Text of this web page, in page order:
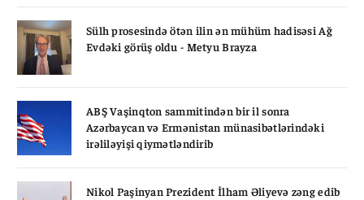
Sülh prosesində ötən ilin ən mühüm hadisəsi Ağ
Evdəki görüş oldu - Metyu Brayza
ABŞ Vaşinqton sammitindən bir il sonra
Azərbaycan və Ermənistan münasibətlərindəki
irəliləyişi qiymətləndirib
Nikol Paşinyan Prezident İlham Əliyevə zəng edib